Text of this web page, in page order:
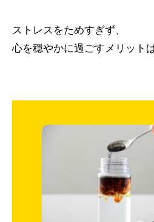
ストレスをためすぎず、
心を穏やかに過ごすメリット